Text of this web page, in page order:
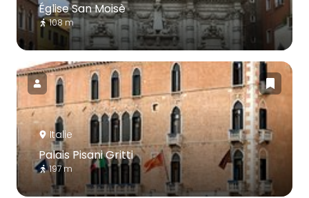
Église San Moisè
108 m
Italie
Palais Pisani Gritti
197 m